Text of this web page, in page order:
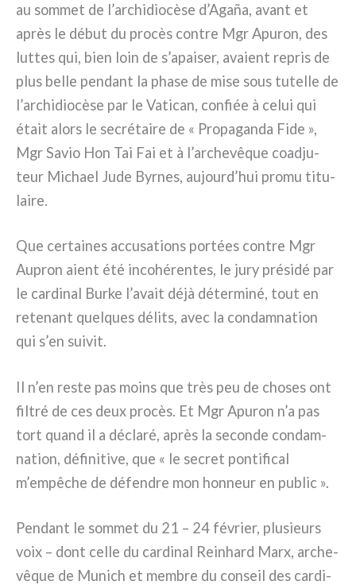
au som­met de l’archidiocèse d’Agaña, avant et
après le début du pro­cès con­tre Mgr Apuron, des
lut­tes qui, bien loin de s’apaiser, ava­ient repris de
plus bel­le pen­dant la pha­se de mise sous tutel­le de
l’archidiocèse par le Vatican, con­fiée à celui qui
était alors le secré­tai­re de « Propaganda Fide »,
Mgr Savio Hon Tai Fai et à l’archevêque coa­d­ju­
teur Michael Jude Byrnes, aujourd’hui pro­mu titu­
lai­re.
Que cer­tai­nes accu­sa­tions por­tées con­tre Mgr
Aupron aient été inco­hé­ren­tes, le jury pré­si­dé par
le car­di­nal Burke l’avait déjà déter­mi­né, tout en
rete­nant quel­ques déli­ts, avec la con­dam­na­tion
qui s’en sui­vit.
Il n’en reste pas moins que très peu de cho­ses ont
fil­tré de ces deux pro­cès. Et Mgr Apuron n’a pas
tort quand il a décla­ré, après la secon­de con­dam­
na­tion, défi­ni­ti­ve, que « le secret pon­ti­fi­cal
m’empêche de défen­dre mon hon­neur en public ».
Pendant le som­met du 21 – 24 février, plu­sieurs
voix – dont cel­le du car­di­nal Reinhard Marx, arche­
vê­que de Munich et mem­bre du con­seil des car­di­